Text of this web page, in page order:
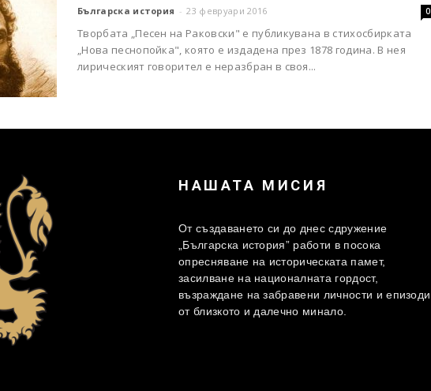
Българска история - 23 февруари 2016 0
Творбата „Песен на Раковски" е публикувана в стихосбирката
„Нова песнопойка", която е издадена през 1878 година. В нея
лирическият говорител е неразбран в своя...
НАШАТА МИСИЯ
От създаването си до днес сдружение
„Българска история” работи в посока
опресняване на историческата памет,
засилване на националната гордост,
възраждане на забравени личности и епизоди
от близкото и далечно минало.